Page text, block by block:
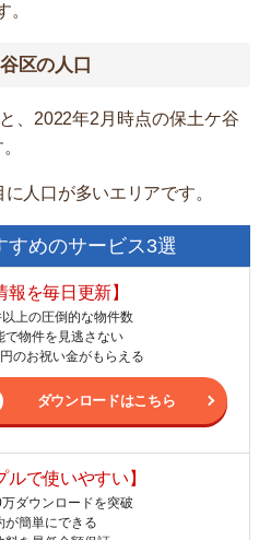
。
区の人口
、2022年2月時点の保土ケ谷
人口が多いエリアです。
すめのサービス3選
報を毎日更新】
以上の圧倒的な物件数
で物件を見逃さない
のお祝い金がもらえる
ダウンロードはこちら
ルで使いやすい】
万ダウンロードを突破
が簡単にできる